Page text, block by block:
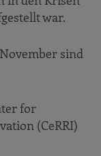
war.
sind
for
(CeRRI)